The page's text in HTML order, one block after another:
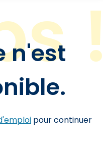
n'est
pour continuer